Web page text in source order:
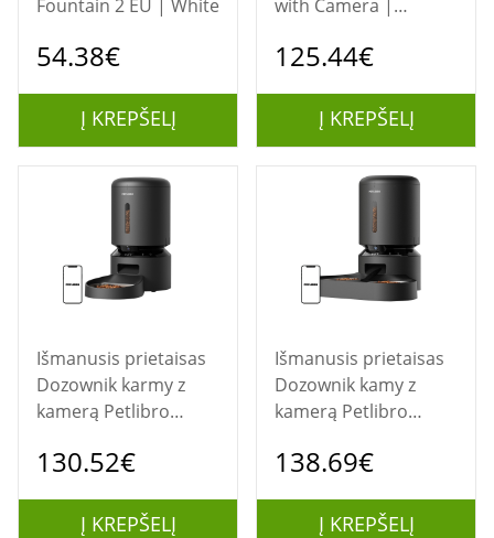
Fountain 2 EU | White
54.38€
Į KREPŠELĮ
with Camera |
Series
125.44€
Į KREPŠELĮ
Išmanusis prietaisas
Dozownik karmy z
kamerą Petlibro
130.52€
Į KREPŠELĮ
Išmanusis prietaisas
Dozownik kamy z
kamerą Petlibro
misą, 5L (czarny)
138.69€
Į KREPŠELĮ